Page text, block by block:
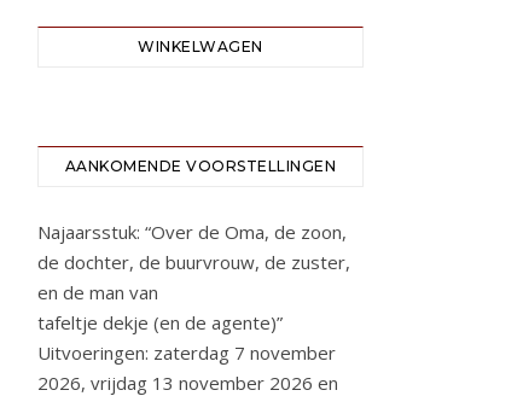
WINKELWAGEN
AANKOMENDE VOORSTELLINGEN
Najaarsstuk: “Over de Oma, de zoon,
de dochter, de buurvrouw, de zuster,
en de man van
tafeltje dekje (en de agente)”
Uitvoeringen: zaterdag 7 november
2026, vrijdag 13 november 2026 en